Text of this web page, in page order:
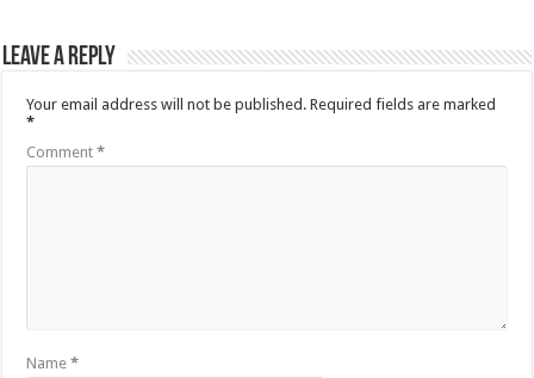
Leave a Reply
Your email address will not be published. Required fields are marked
*
Comment*
Name*